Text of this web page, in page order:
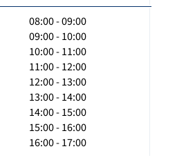
08:00 - 09:00
09:00 - 10:00
10:00 - 11:00
11:00 - 12:00
12:00 - 13:00
13:00 - 14:00
14:00 - 15:00
15:00 - 16:00
16:00 - 17:00